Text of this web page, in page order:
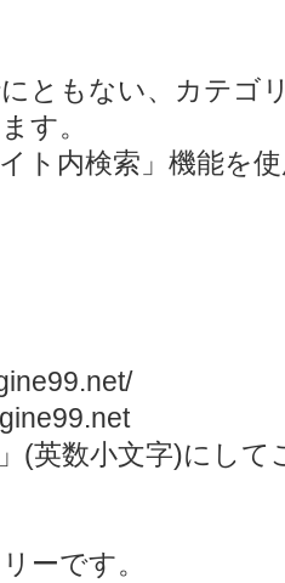
ともない、カテゴ
す。
ト内検索」機能を
(英数小文字)にして
ーです。